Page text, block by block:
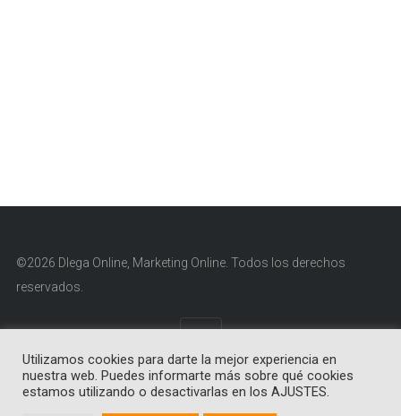
©2026 Dlega Online, Marketing Online. Todos los derechos
reservados.
Aviso Legal|Política de Cookies|Política de Privacidad
Utilizamos cookies para darte la mejor experiencia en
nuestra web. Puedes informarte más sobre qué cookies
estamos utilizando o desactivarlas en los AJUSTES.